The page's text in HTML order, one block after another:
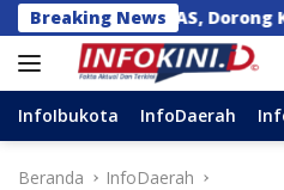
Langsung
ke
konten
Breaking News
EMAS, Dorong Kemandirian
InfoIbukota InfoDaerah
Beranda InfoDaerah